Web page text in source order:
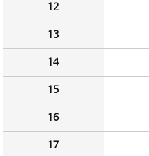
12
13
14
15
16
17